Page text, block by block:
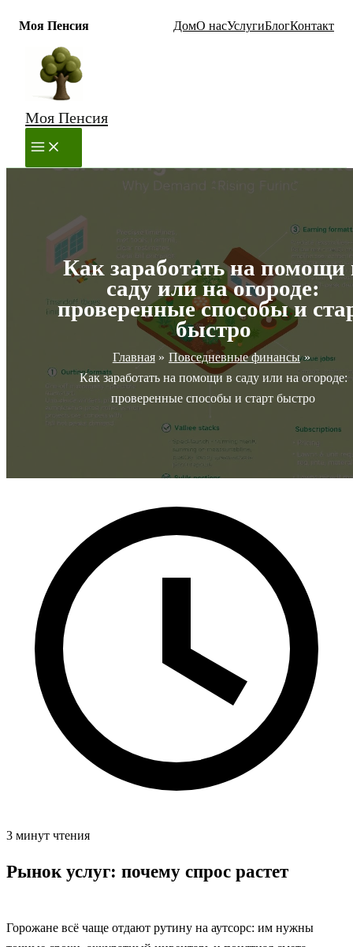
Моя Пенсия ДомО насУслугиБлогКонтакт
Перейти
содержимому
Моя Пенсия
MAIN
MENU
Как заработать на помощи
саду или на огороде:
проверенные способы и
быстро
Главная
Повседневные финансы
Как заработать на помощи в саду или на огороде:
проверенные способы и старт быстро
3 минут чтения
Рынок услуг: почему спрос растет
Горожане всё чаще отдают рутину на аутсорс: им нужны